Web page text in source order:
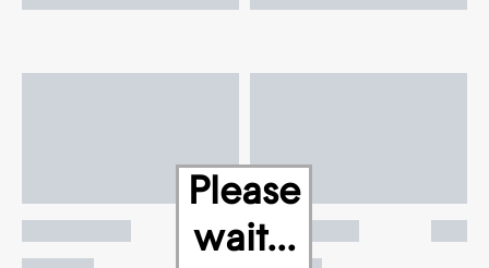
Please
wait...